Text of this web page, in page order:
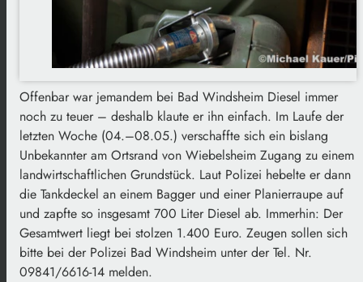
Offenbar war jemandem bei Bad Windsheim Diesel immer
noch zu teuer – deshalb klaute er ihn einfach. Im Laufe der
letzten Woche (04.–08.05.) verschaffte sich ein bislang
Unbekannter am Ortsrand von Wiebelsheim Zugang zu einem
landwirtschaftlichen Grundstück. Laut Polizei hebelte er dann
die Tankdeckel an einem Bagger und einer Planierraupe auf
und zapfte so insgesamt 700 Liter Diesel ab. Immerhin: Der
Gesamtwert liegt bei stolzen 1.400 Euro. Zeugen sollen sich
bitte bei der Polizei Bad Windsheim unter der Tel. Nr.
09841/6616-14 melden.